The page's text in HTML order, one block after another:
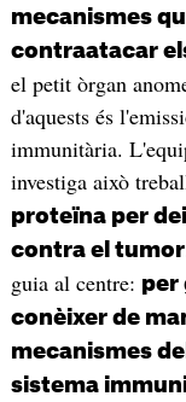
mecanismes
contraatacar
el petit òrgan
d'aquests és
immunitària.
investiga això
proteïna per
contra el tumor
guia al centre: per
conèixer de
mecanismes
sistema